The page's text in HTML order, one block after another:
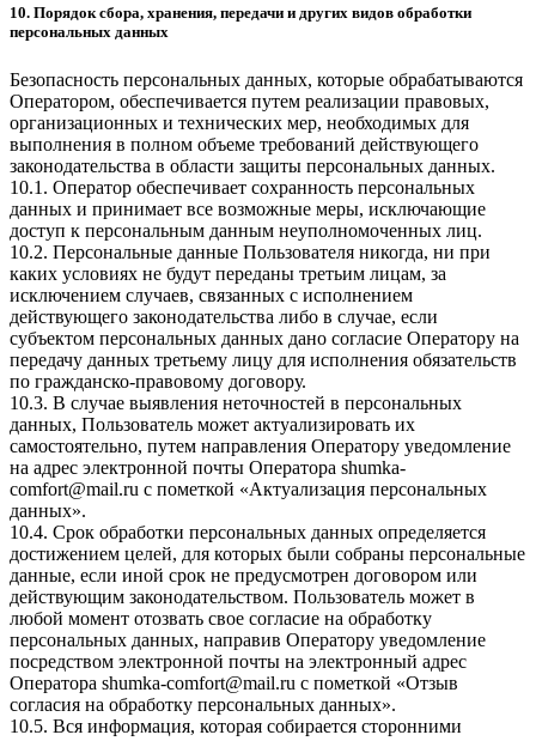
10. Порядок сбора, хранения, передачи и других видов обработки
персональных данных
Безопасность персональных данных, которые обрабатываются
Оператором, обеспечивается путем реализации правовых,
организационных и технических мер, необходимых для
выполнения в полном объеме требований действующего
законодательства в области защиты персональных данных.
10.1. Оператор обеспечивает сохранность персональных
данных и принимает все возможные меры, исключающие
доступ к персональным данным неуполномоченных лиц.
10.2. Персональные данные Пользователя никогда, ни при
каких условиях не будут переданы третьим лицам, за
исключением случаев, связанных с исполнением
действующего законодательства либо в случае, если
субъектом персональных данных дано согласие Оператору на
передачу данных третьему лицу для исполнения обязательств
по гражданско-правовому договору.
10.3. В случае выявления неточностей в персональных
данных, Пользователь может актуализировать их
самостоятельно, путем направления Оператору уведомление
на адрес электронной почты Оператора shumka-
comfort@mail.ru с пометкой «Актуализация персональных
данных».
10.4. Срок обработки персональных данных определяется
достижением целей, для которых были собраны персональные
данные, если иной срок не предусмотрен договором или
действующим законодательством. Пользователь может в
любой момент отозвать свое согласие на обработку
персональных данных, направив Оператору уведомление
посредством электронной почты на электронный адрес
Оператора shumka-comfort@mail.ru с пометкой «Отзыв
согласия на обработку персональных данных».
10.5. Вся информация, которая собирается сторонними